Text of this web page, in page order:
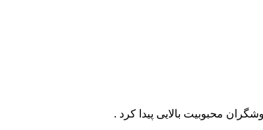
محبوبیت بالایی پیدا کرد .